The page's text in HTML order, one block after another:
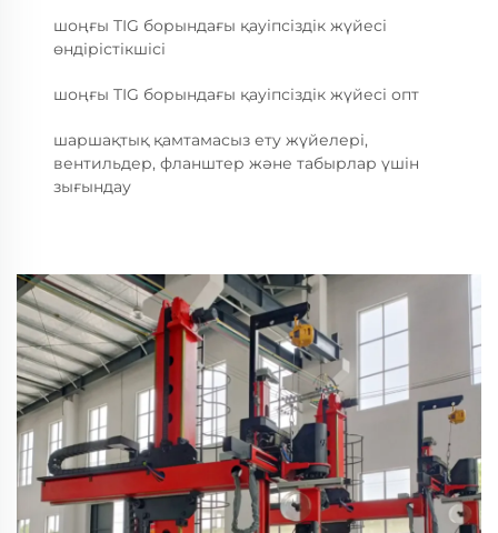
шоңғы TIG борындағы қауіпсіздік жүйесі
өндірістікшісі
шоңғы TIG борындағы қауіпсіздік жүйесі опт
шаршақтық қамтамасыз ету жүйелері,
вентильдер, фланштер және табырлар үшін
зығындау